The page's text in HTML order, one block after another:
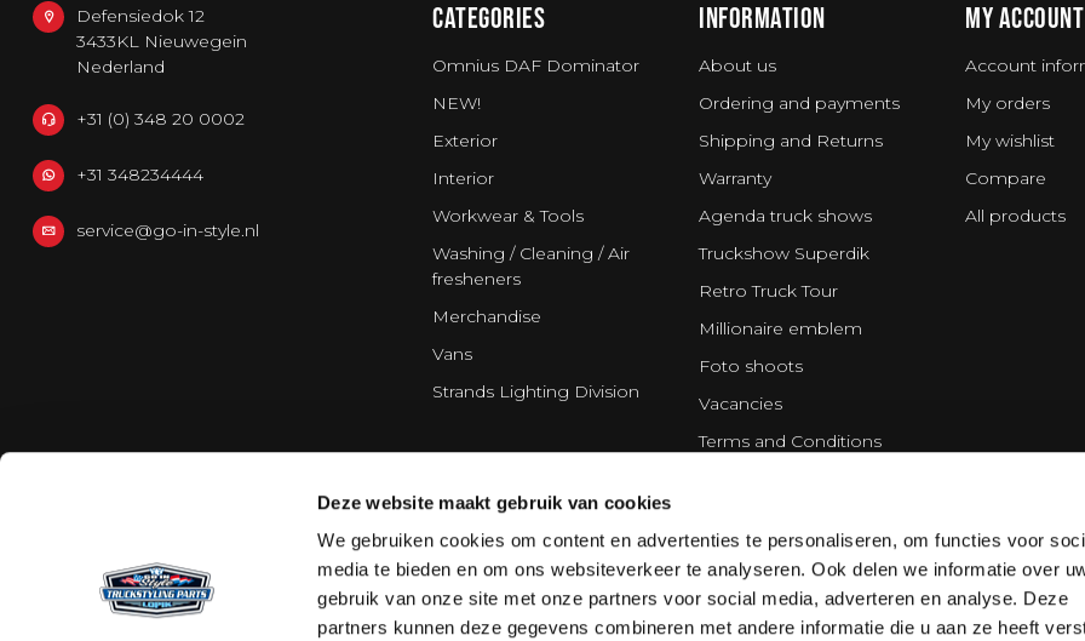
Deze website maakt gebruik van cookies
We gebruiken cookies om content en advertenties te personaliseren, om functies voor
media te bieden en om ons websiteverkeer te analyseren. Ook delen we informatie over
gebruik van onze site met onze partners voor social media, adverteren en analyse. Deze
partners kunnen deze gegevens combineren met andere informatie die u aan ze heeft
Defensiedok 12
3433KL Nieuwegein
Nederland
+31 (0) 348 20 0002
+31 348234444
service@go-in-style.nl
CATEGORIES
Omnius DAF Dominator
NEW!
Exterior
Interior
Workwear & Tools
Washing / Cleaning / Air
fresheners
Merchandise
Vans
Strands Lighting Division
INFORMATION
About us
Ordering and payments
Shipping and Returns
Warranty
Agenda truck shows
Truckshow Superdik
Retro Truck Tour
Millionaire emblem
Foto shoots
Vacancies
Terms and Conditions
Cookie policy
Partners
MY ACCOUNT
Account
My orders
My wishlist
Compare
All products